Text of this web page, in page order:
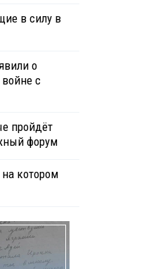
в силу в
о
с
пройдёт
форум
на котором